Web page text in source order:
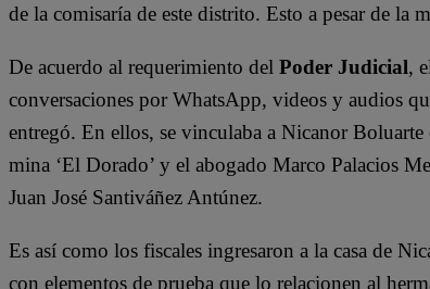
de la comisaría de este distrito. Esto a pesar de la
De acuerdo al requerimiento del Poder Judicial,
conversaciones por WhatsApp, videos y audios
entregó. En ellos, se vinculaba a Nicanor
mina ‘El Dorado’ y el abogado Marco Palacios
Juan José Santiváñez Antúnez.
Es así como los fiscales ingresaron a la casa de
con elementos de prueba que lo relacionen al